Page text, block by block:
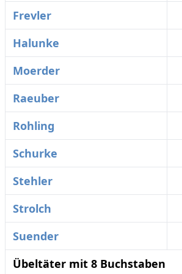
Frevler
Halunke
Moerder
Raeuber
Rohling
Schurke
Stehler
Strolch
Suender
Übeltäter mit 8 Buchstaben